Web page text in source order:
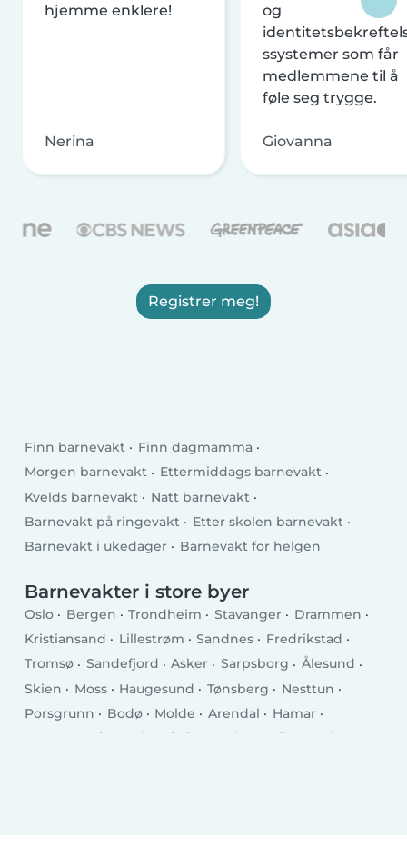
hjemme enklere!
Nerina
og
ssystemer som får
medlemmene til å
føle seg trygge.
Giovanna
Registrer meg!
Finn barnevakt
Finn dagmamma
Morgen barnevakt
Ettermiddags barnevakt
Kvelds barnevakt
Natt barnevakt
Barnevakt på ringevakt
Etter skolen barnevakt
Barnevakt i ukedager
Barnevakt for helgen
Barnevakter i store byer
Oslo Bergen Trondheim Stavanger
Drammen
Kristiansand
Lillestrøm Sandnes
Fredrikstad
Tromsø
Sandefjord Asker Sarpsborg
Ålesund
Skien
Moss Haugesund Tønsberg
Nesttun
Porsgrunn
Bodø Molde Arendal
Hamar
Grimstad Kristiansund Larvik
Halden